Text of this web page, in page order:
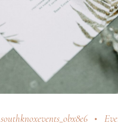
southknoxevents_obx8e6